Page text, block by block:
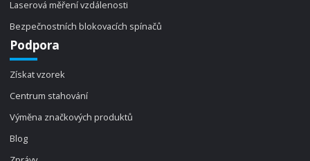
Laserová měření vzdálenosti
Bezpečnostních blokovacích spínačů
Podpora
Získat vzorek
Centrum stahování
Výměna značkových produktů
Blog